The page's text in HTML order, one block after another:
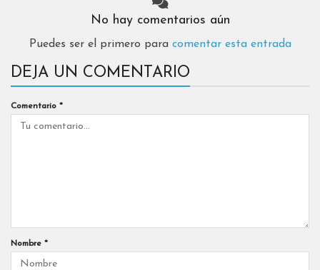
No hay comentarios aún
Puedes ser el primero para comentar esta entrada
DEJA UN COMENTARIO
Comentario *
Nombre *